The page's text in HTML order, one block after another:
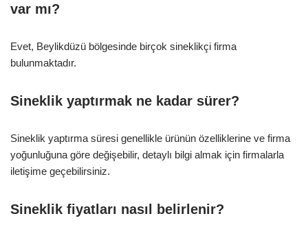
var mı?
Evet, Beylikdüzü bölgesinde birçok sineklikçi firma
bulunmaktadır.
Sineklik yaptırmak ne kadar sürer?
Sineklik yaptırma süresi genellikle ürünün özelliklerine ve firma
yoğunluğuna göre değişebilir, detaylı bilgi almak için firmalarla
iletişime geçebilirsiniz.
Sineklik fiyatları nasıl belirlenir?